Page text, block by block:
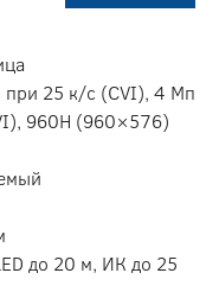
25 к/c (CVI), 4 Мп
960H (960×576)
до 20 м, ИК до 25